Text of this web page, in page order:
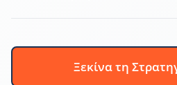
Ξεκίνα τη